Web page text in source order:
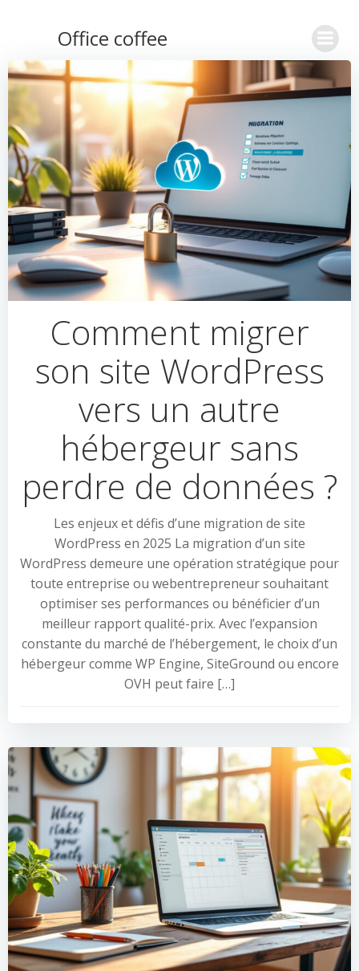
Office coffee
Comment migrer
son site WordPress
vers un autre
hébergeur sans
perdre de données ?
Les enjeux et défis d’une migration de site
WordPress en 2025 La migration d’un site
WordPress demeure une opération stratégique pour
toute entreprise ou webentrepreneur souhaitant
optimiser ses performances ou bénéficier d’un
meilleur rapport qualité-prix. Avec l’expansion
constante du marché de l’hébergement, le choix d’un
hébergeur comme WP Engine, SiteGround ou encore
OVH peut faire […]